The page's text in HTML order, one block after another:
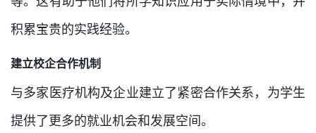
积累宝贵的实践经验。
建立校企合作机制
与多家医疗机构及企业建立了紧密合作关系，为学生
提供了更多的就业机会和发展空间。